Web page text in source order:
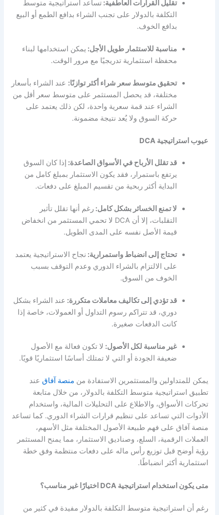
تقليل القرارات العاطفية:تساعد استراتيجية متوسط
التكلفة بالدولار على تجنب الشراء بدافع الطمع أو البيع
بدافع الخوف.
مناسبة للاستثمار طويل الأجل:يمكن استخدامها لبناء
محفظة استثمارية تدريجيًا مع مرور الوقت.
تحقيق متوسط سعر شراء أكثر توازنًا:عند الشراء بأسعار
مختلفة، قد يحصل المستثمر على متوسط سعر أقل من
الشراء عند قمة سعرية واحدة، لكن ذلك يعتمد على
حركة السوق ولا يُعد نتيجة مضمونة.
عيوب استراتيجية DCA
قد تقلل الأرباح في الأسواق الصاعدة:إذا كان السوق
يرتفع باستمرار، فقد يكون الاستثمار بمبلغ كامل من
البداية أكثر ربحية من تقسيم المبلغ على دفعات.
لا تمنع الخسائر بشكل كامل:رغم أنها تقلل تأثير
التقلبات، إلا أن DCA لا تحمي المستثمر من انخفاض
قيمة الأصل نفسه على المدى الطويل.
تحتاج إلى انضباط واستمرارية:نجاح الاستراتيجية يعتمد
على الالتزام بالشراء الدوري وعدم التوقف بسبب
الخوف من السوق.
قد تؤدي إلى تكاليف معاملات متكررة:عند الشراء بشكل
دوري، قد تتراكم رسوم التداول أو العمولات، خاصة إذا
كانت الدفعات صغيرة.
غير مناسبة لكل الأصول:لا تكون فعالة مع الأصول
ضعيفة الجودة أو التي لا تمتلك أساسًا استثماريًا قويًا.
يمكن للمتداولين والمستثمرين الاستفادة من منصة آفاقعند
تطبيق استراتيجية متوسط التكلفة بالدولار، من خلال متابعة
تحركات الأسواق، والاطلاع على التحليلات المالية، واستخدام
الأدوات التي تساعد على تنظيم قرارات الشراء الدوري. كما تساعد
منصة آفاق على فهم طبيعة الأصول المختلفة مثل الأسهم،
العملات الرقمية، السلع، وصناديق الاستثمار، مما يمنح المستثمر
رؤية أوضح قبل توزيع رأس ماله على دفعات منتظمة وفق خطة
استثمارية أكثر انضباطًا.
متى يكون استخدام استراتيجية DCA اختيارًا غير مناسب؟
رغم أن استراتيجية متوسط التكلفة بالدولار مفيدة في كثير من